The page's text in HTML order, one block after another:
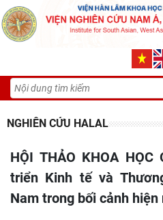
NGHIÊN CỨU HALAL
HỘI THẢO KHOA HỌC QUỐC TẾ 2025 “Phát
triển Kinh tế và
Nam trong bối cảnh hiện